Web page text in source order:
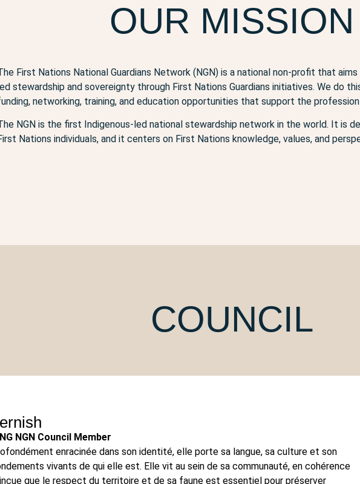
OUR MISSION
First Nations National Guardians Network (NGN) is a national non-profit that
stewardship and sovereignty through First Nations Guardians initiatives. We do
networking, training, and education opportunities that support the profession
NGN is the first Indigenous-led national stewardship network in the world. It is
Nations individuals, and it centers on First Nations knowledge, values, and
COUNCIL
NGN Council Member
enracinée dans son identité, elle porte sa langue, sa culture et son
vivants de qui elle est. Elle vit au sein de sa communauté, en cohérence
que le respect du territoire et de sa faune est essentiel pour préserver